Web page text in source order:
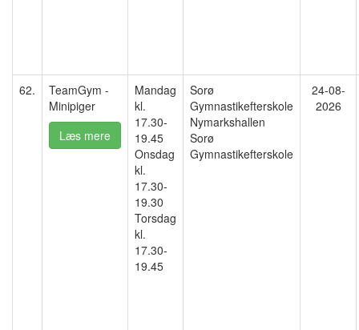
62.
TeamGym -
Minipiger
Læs mere
Mandag
kl.
17.30-
19.45
Onsdag
kl.
17.30-
19.30
Torsdag
kl.
17.30-
19.45
Sorø
Gymnastikefterskole
Nymarkshallen
Sorø
Gymnastikefterskole
24-08-
2026